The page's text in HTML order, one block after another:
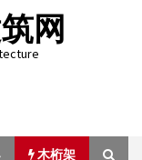
网
木桁架